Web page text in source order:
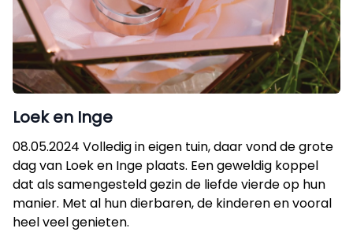
Loek en Inge
08.05.2024 Volledig in eigen tuin, daar vond de grote
dag van Loek en Inge plaats. Een geweldig koppel
dat als samengesteld gezin de liefde vierde op hun
manier. Met al hun dierbaren, de kinderen en vooral
heel veel genieten.